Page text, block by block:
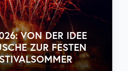
VON DER IDEE
ZUR FESTEN